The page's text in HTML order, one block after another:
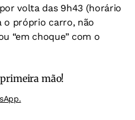
volta das 9h43 (horário
o próprio carro, não
“em choque” com o
mão!